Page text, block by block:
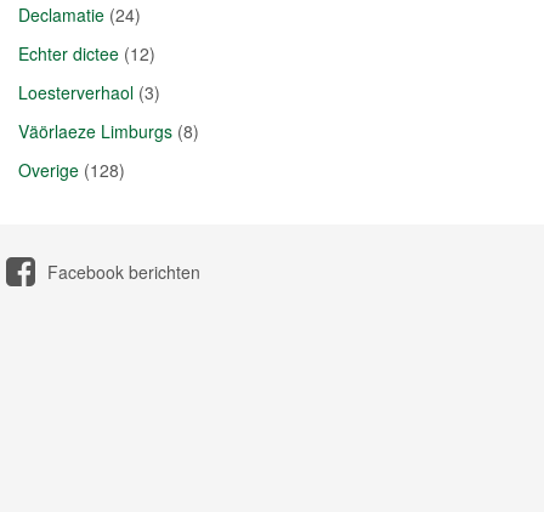
Declamatie (24)
Echter dictee (12)
Loesterverhaol (3)
Väörlaeze Limburgs (8)
Overige (128)
Facebook berichten